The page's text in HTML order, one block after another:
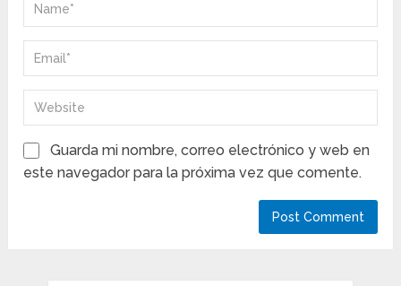
Guarda mi nombre, correo electrónico y web en
este navegador para la próxima vez que comente.